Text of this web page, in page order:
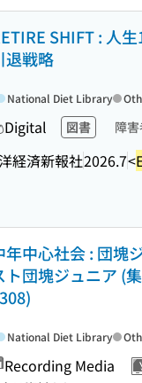
SHIFT : 人
退戦略
Digital 図書 障
経済新報社2026.7<
National Diet Library
年中心社会 : 団塊
ト団塊ジュニア (
Recording Media
National Diet Library